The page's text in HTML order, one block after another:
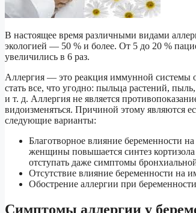
В настоящее время различными видами
экологией — 50 % и более. От 5 до 20 %
увеличились в 6 раз.
Аллергия — это реакция иммунной системы
стать все, что угодно: пыльца растений,
и т. д. Аллергия не является
видоизменяться. Причиной этому являются
следующие варианты:
Благотворное влияние беременности
женщины повышается синтез
отступать даже симптомы
Отсутствие влияние беременности на
Обострение аллергии при
Симптомы аллергии у